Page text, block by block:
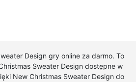
Design gry online za darmo. To
Sweater Design dostępne w
New Christmas Sweater Design do